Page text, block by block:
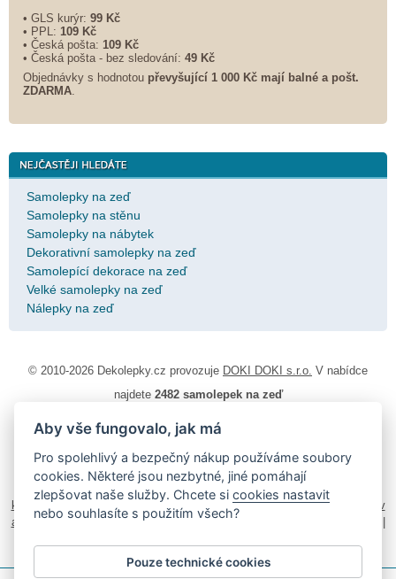
• GLS kurýr: 99 Kč
• PPL: 109 Kč
• Česká pošta: 109 Kč
• Česká pošta - bez sledování: 49 Kč
Objednávky s hodnotou převyšující 1 000 Kč mají balné a pošt.
ZDARMA.
Samolepky na zeď
Samolepky na stěnu
Samolepky na nábytek
Dekorativní samolepky na zeď
Samolepící dekorace na zeď
Velké samolepky na zeď
Nálepky na zeď
© 2010-2026 Dekolepky.cz provozuje DOKI DOKI s.r.o. V nabídce
najdete 2482 samolepek na zeď
Návod k lepení|Životnost samolepek na zeď
podmínky|Ochrana osobních údajů|Cookies |Reklamační řád
Impressum
samolepky na auto |fotomagnetky na lednici fotokalendáře
kühlschrank fotomagnete
foto magnesy na lodówkę|samolepky dieťa v
aute |logoprinty |nálepky na stenu | dárky pro ženy
Aby vše fungovalo, jak má
Pro spolehlivý a bezpečný nákup používáme soubory
cookies. Některé jsou nezbytné, jiné pomáhají
zlepšovat naše služby. Chcete sicookies nastavit
nebo souhlasíte s použitím všech?
Pouze technické cookies